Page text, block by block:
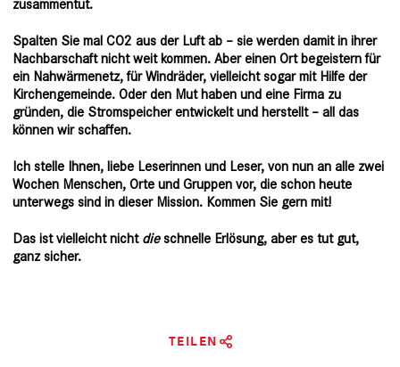
zusammentut.
Spalten Sie mal CO2 aus der Luft ab – sie werden damit in ihrer
Nachbarschaft nicht weit kommen. Aber einen Ort begeistern für
ein Nahwärmenetz, für Windräder, vielleicht sogar mit Hilfe der
Kirchengemeinde. Oder den Mut haben und eine Firma zu
gründen, die Stromspeicher entwickelt und herstellt – all das
können wir schaffen.
Ich stelle Ihnen, liebe Leserinnen und Leser, von nun an alle zwei
Wochen Menschen, Orte und Gruppen vor, die schon heute
unterwegs sind in dieser Mission. Kommen Sie gern mit!
Das ist vielleicht nicht dieschnelle Erlösung, aber es tut gut,
ganz sicher.
TEILEN